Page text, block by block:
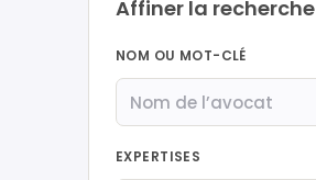
Affiner la recherche
NOM OU MOT-CLÉ
EXPERTISES